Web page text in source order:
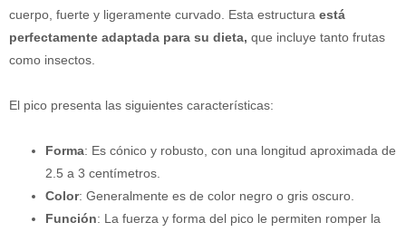
cuerpo, fuerte y ligeramente curvado. Esta estructura está
perfectamente adaptada para su dieta, que incluye tanto frutas
como insectos.
El pico presenta las siguientes características:
Forma: Es cónico y robusto, con una longitud aproximada de
2.5 a 3 centímetros.
Color: Generalmente es de color negro o gris oscuro.
Función: La fuerza y forma del pico le permiten romper la